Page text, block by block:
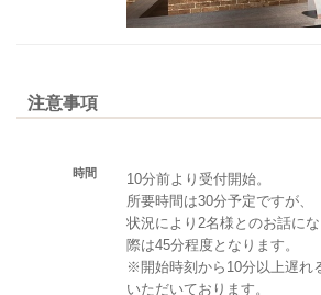
注意事項
時間
10分前より受付開始。
所要時間は30分予定ですが、
状況により2名様とのお話に
際は45分程度となります。
※開始時刻から10分以上遅れ
いただいております。